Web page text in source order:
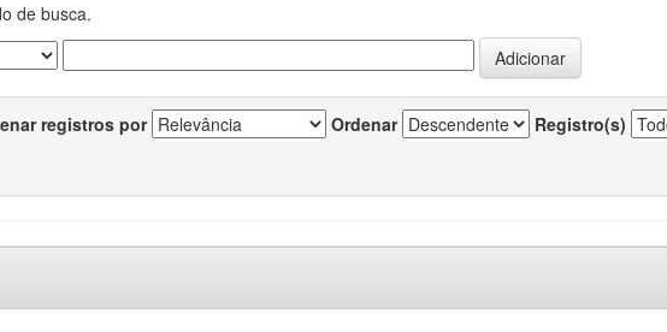
de busca.
registros por Ordenar Registro(s)